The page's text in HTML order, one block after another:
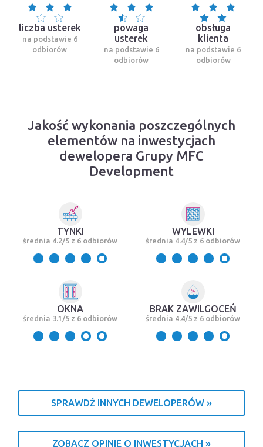
liczba usterek
na podstawie 6
odbiorów
powaga
usterek
na podstawie 6
odbiorów
obsługa
klienta
na podstawie 6
odbiorów
Jakość wykonania poszczególnych
elementów na inwestycjach
dewelopera Grupy MFC
Development
TYNKI
średnia 4.2/5 z 6 odbiorów
WYLEWKI
średnia 4.4/5 z 6 odbiorów
OKNA
średnia 3.1/5 z 6 odbiorów
BRAK ZAWILGOCEŃ
średnia 4.4/5 z 6 odbiorów
SPRAWDŹ INNYCH DEWELOPERÓW »
ZOBACZ OPINIE O INWESTYCJACH »